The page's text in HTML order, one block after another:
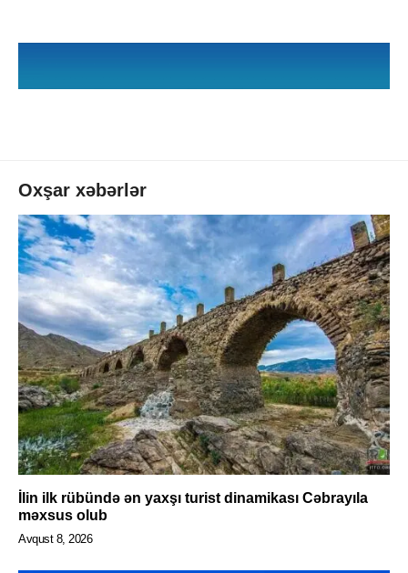
Oxşar xəbərlər
İlin ilk rübündə ən yaxşı turist dinamikası Cəbrayıla
məxsus olub
Avqust 8, 2026